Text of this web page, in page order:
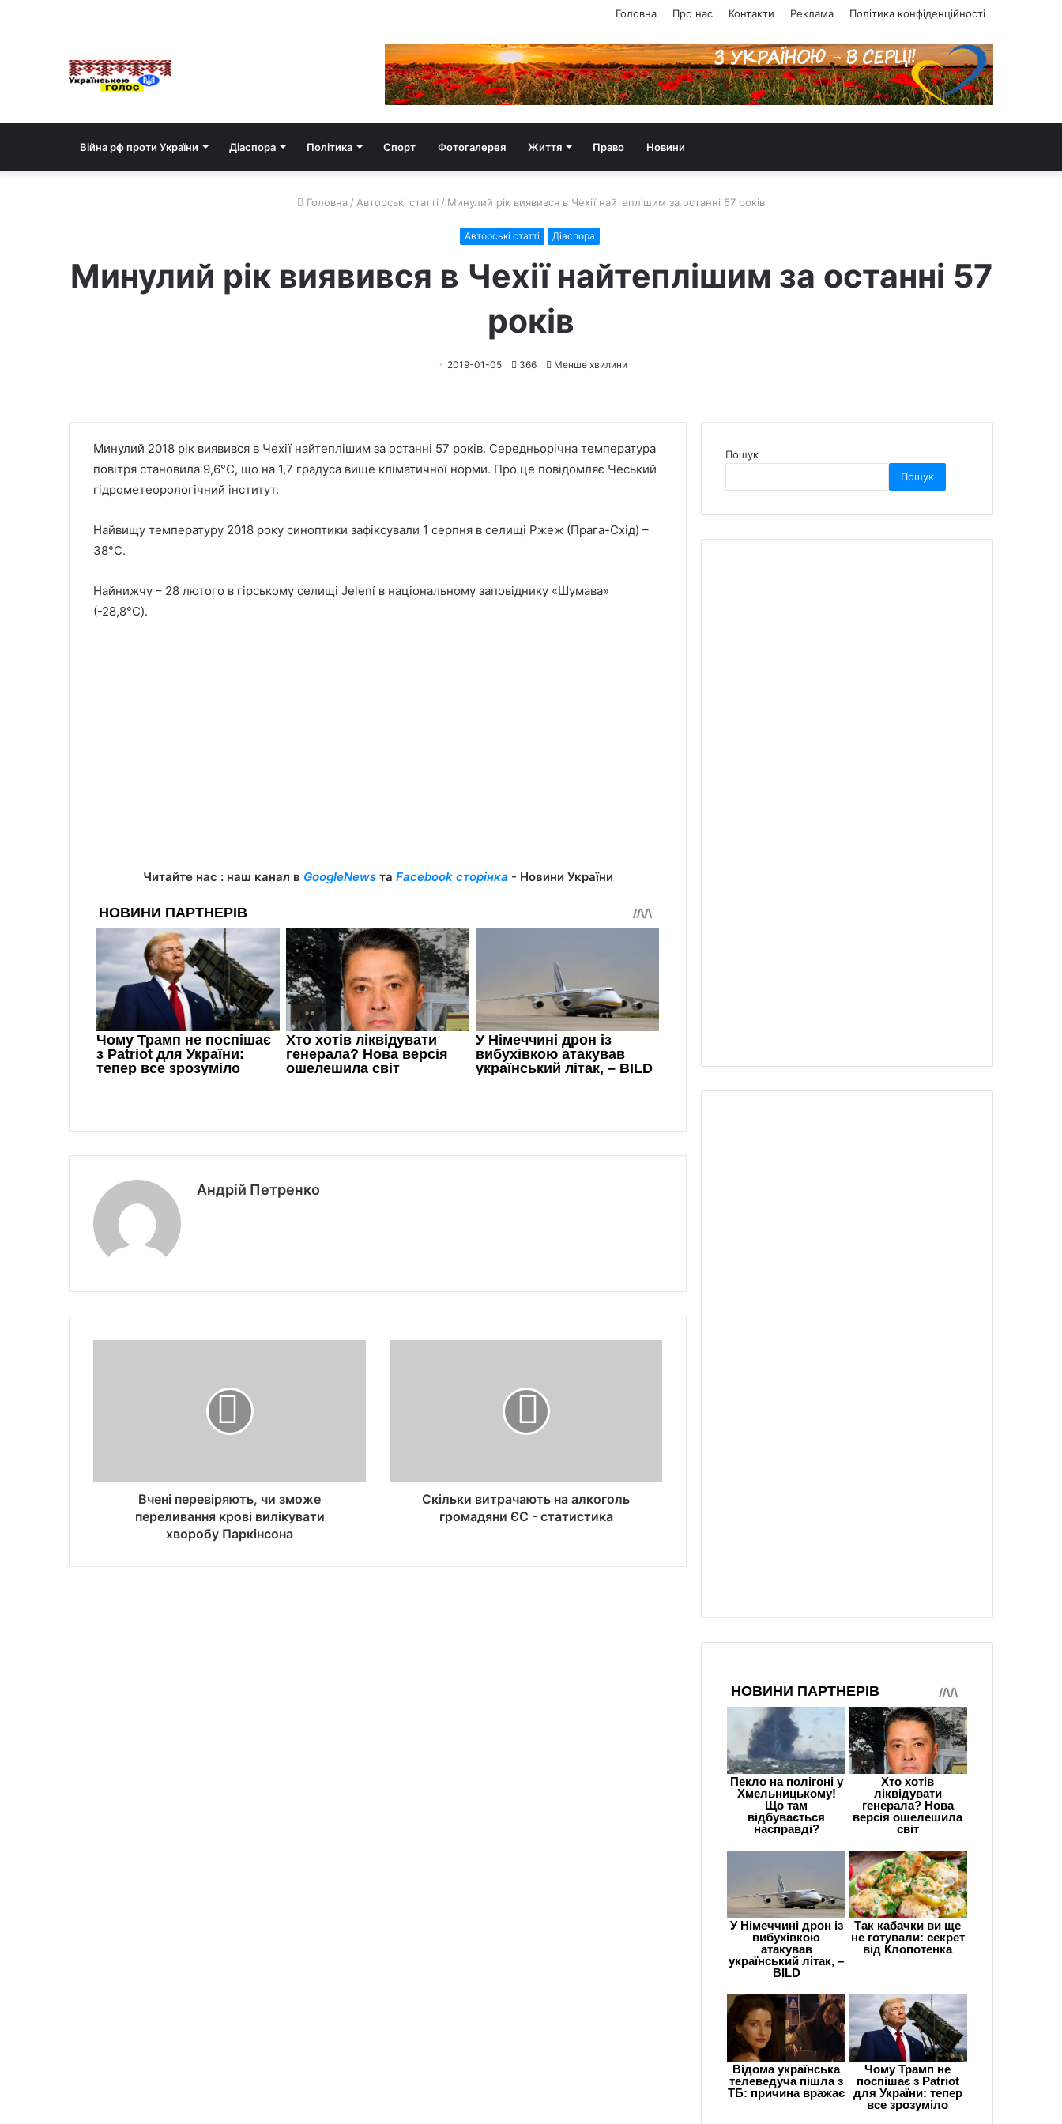
Головна Про нас Контакти Реклама Політика конфіденційності
Війна рф проти України Діаспора Політика Спорт Фотогалерея Життя Право Новини
Головна / Авторські статті / Минулий рік виявився в Чехії найтеплішим за останні 57 років
Авторські статті Діаспора
Минулий рік виявився в Чехії найтеплішим за останні 57
років
2019-01-05 366 Менше хвилини
Минулий 2018 рік виявився в Чехії найтеплішим за останні 57 років. Середньорічна температура
повітря становила 9,6°C, що на 1,7 градуса вище кліматичної норми. Про це повідомляє Чеський
гідрометеорологічний інститут.
Найвищу температуру 2018 року синоптики зафіксували 1 серпня в селищі Ржеж (Прага-Схід) –
38°C.
Найнижчу – 28 лютого в гірському селищі Jelení в національному заповіднику «Шумава»
(-28,8°C).
Читайте нас : наш канал в GoogleNewsта Facebook сторінка - Новини України
Андрій Петренко
Вчені перевіряють, чи зможе
переливання крові вилікувати
хворобу Паркінсона
Скільки витрачають на алкоголь
громадяни ЄС - статистика
Пошук
Пошук